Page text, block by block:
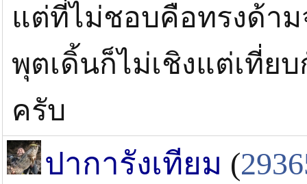
แต่ที่ไม่ชอบคือทรงด้าม
พุตเดิ้นก็ไม่เชิงแต่เที่ย
ครับ
ปาการังเทียม (